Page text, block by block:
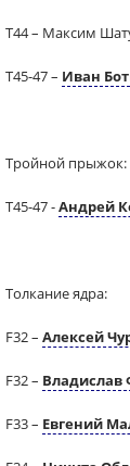
Т44 – Максим
Т45-47 – Иван
Тройной прыжок:
Т45-47 -Андрей
Толкание ядра:
F32 – Алексей
F32 – Владислав
F33 – Евгений